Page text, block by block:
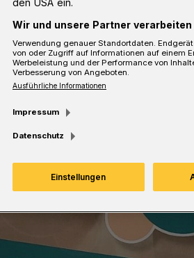
Eine Minute Lesezeit
den USA ein.
Wir und unsere Partner
Verwendung genauer Standortdaten.
von oder Zugriff auf Informationen auf einem
Werbeleistung und der Performance von
Verbesserung von Angeboten.
Ausführliche Informationen
Impressum
Datenschutz
Einstellungen